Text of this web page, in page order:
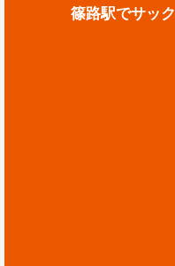
篠路駅でサッ